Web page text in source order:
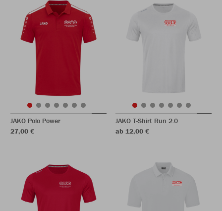
JAKO Polo Power
27,00 €
JAKO T-Shirt Run 2.0
ab 12,00 €